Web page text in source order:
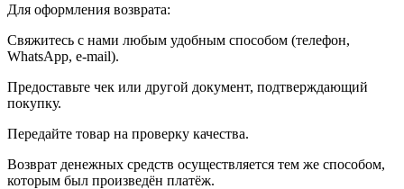
Для оформления возврата:
Свяжитесь с нами любым удобным способом (телефон,
WhatsApp, e-mail).
Предоставьте чек или другой документ, подтверждающий
покупку.
Передайте товар на проверку качества.
Возврат денежных средств осуществляется тем же способом,
которым был произведён платёж.